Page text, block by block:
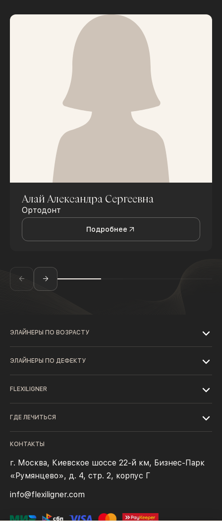
Алай Александра Сергеевна
Ортодонт
Подробнее
ЭЛАЙНЕРЫ ПО ВОЗРАСТУ
ЭЛАЙНЕРЫ ПО ДЕФЕКТУ
FLEXILIGNER
ГДЕ ЛЕЧИТЬСЯ
КОНТАКТЫ
г. Москва, Киевское шоссе 22-й км, Бизнес-Парк
«Румянцево», д. 4, стр. 2, корпус Г
info@flexiligner.com